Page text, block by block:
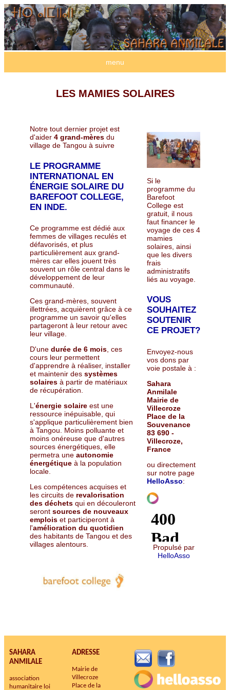
menu
LES MAMIES SOLAIRES
Notre tout dernier projet est
d'aider 4 grand-mères du
village de Tangou à suivre
LE PROGRAMME
INTERNATIONAL EN
ÉNERGIE SOLAIRE DU
BAREFOOT COLLEGE,
EN INDE.
Ce programme est dédié aux
femmes de villages reculés et
défavorisés, et plus
particulièrement aux grand-
mères car elles jouent très
souvent un rôle central dans le
développement de leur
communauté.
Ces grand-mères, souvent
illettrées, acquièrent grâce à ce
programme un savoir qu'elles
partageront à leur retour avec
leur village.
D'une durée de 6 mois, ces
cours leur permettent
d'apprendre à réaliser, installer
et maintenir des systèmes
solaires à partir de matériaux
de récupération.
L'énergie solaire est une
ressource inépuisable, qui
s'applique particulièrement bien
à Tangou. Moins polluante et
moins onéreuse que d'autres
sources énergétiques, elle
permetra une autonomie
énergétique à la population
locale.
Les compétences acquises et
les circuits de revalorisation
des déchets qui en découleront
seront sources de nouveaux
emplois et participeront à
l'amélioration du quotidien
des habitants de Tangou et des
villages alentours.
Si le
programme du
Barefoot
College est
gratuit, il nous
faut financer le
voyage de ces 4
mamies
solaires, ainsi
que les divers
frais
administratifs
liés au voyage.
VOUS
SOUHAITEZ
SOUTENIR
CE PROJET?
Envoyez-nous
vos dons par
voie postale à :
Sahara
Anmilale
Mairie de
Villecroze
Place de la
Souvenance
83 690 -
Villecroze,
France
ou directement
sur notre page
HelloAsso:
Propulsé par
HelloAsso
SAHARA
ANMILALE
association
humanitaire loi
ADRESSE
Mairie de
Villecroze
Place de la